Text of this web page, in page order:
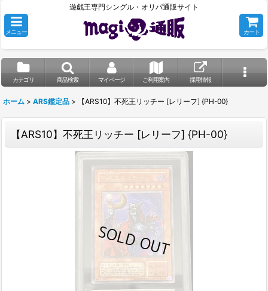
遊戯王専門シングル・オリパ通販サイト
メニュー カート
カテゴリ 商品検索 マイページ ご利用案内 採用情報
ホーム > ARS鑑定品 > 【ARS10】不死王リッチー [レリーフ] {PH-00}
【ARS10】不死王リッチー [レリーフ] {PH-00}